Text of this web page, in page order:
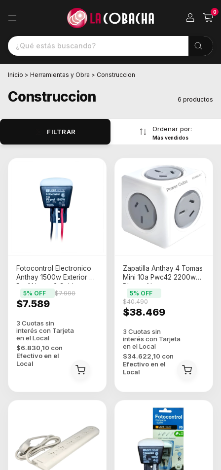
0
Inicio > Herramientas y Obra > Construccion
Construccion 6 productos
FILTRAR Ordenar por:
Más vendidos
Fotocontrol Electronico
Anthay 1500w Exterior F5
Prof Negro 3 Cables
$7.589
$7.990
5% OFF
$6.830,10 con
Efectivo en el
Local
Zapatilla Anthay 4 Tomas
Mini 10a Pwc42 2200w
Blanco Negro
$38.469
$40.490
5% OFF
$34.622,10 con
Efectivo en el
Local